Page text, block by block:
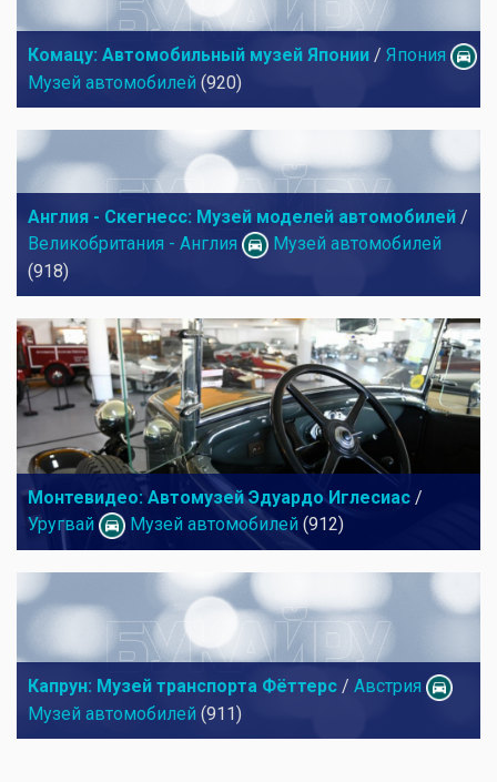
Комацу: Автомобильный музей Японии / Япония
Музей автомобилей (920)
Англия - Скегнесс: Музей моделей автомобилей /
Великобритания - Англия
Музей автомобилей
(918)
Монтевидео: Автомузей Эдуардо Иглесиас /
Уругвай
Музей автомобилей (912)
Капрун: Музей транспорта Фёттерс / Австрия
Музей автомобилей (911)